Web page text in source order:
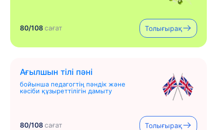
80/108сағат Толығырақ
Ағылшын тілі пәні
бойынша педагогтің пәндік және
кәсіби құзыреттілігін дамыту
80/108сағат Толығырақ